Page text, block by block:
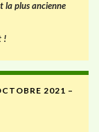
la plus ancienne
!
2021 –